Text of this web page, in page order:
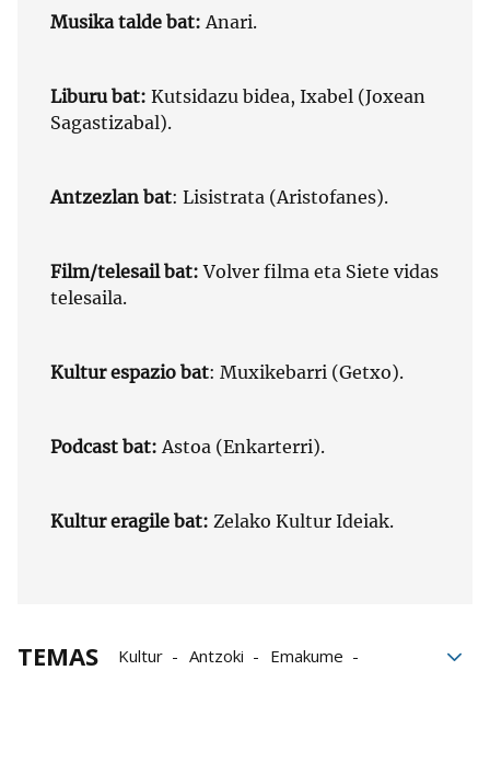
Musika talde bat:Anari.
Liburu bat: Kutsidazu bidea, Ixabel (Joxean
Sagastizabal).
Antzezlan bat: Lisistrata (Aristofanes).
Film/telesail bat:Volver filma eta Siete vidas
telesaila.
Kultur espazio bat: Muxikebarri (Getxo).
Podcast bat: Astoa (Enkarterri).
Kultur eragile bat: Zelako Kultur Ideiak.
TEMAS Kultur Antzoki
Emakume